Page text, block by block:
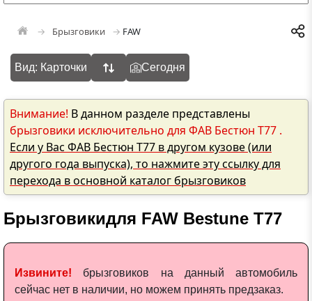
Брызговики FAW
Вид: Карточки Сегодня
Внимание! В данном разделе представлены
брызговики исключительно для ФАВ Бестюн Т77 .
Если у Вас ФАВ Бестюн Т77 в другом кузове (или
другого года выпуска), то нажмите эту ссылку для
перехода в основной каталог брызговиков
Брызговикидля FAW Bestune T77
Извините! брызговиков на данный автомобиль
сейчас нет в наличии, но можем принять предзаказ.